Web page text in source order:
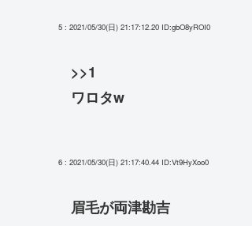
5 : 2021/05/30(日) 21:17:12.20 ID:gbO8yROI0
>>1
ワロタw
6 : 2021/05/30(日) 21:17:40.44 ID:Vt9HyXoo0
眉毛が両津勘吉